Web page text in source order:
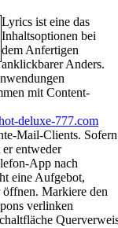
Lyrics ist eine das
Inhaltsoptionen bei
dem Anfertigen
anklickbarer Anders.
mit Content-
deluxe-777.com
Mail-Clients. Sofern
entweder
App nach
eine Aufgebot,
Markiere den
verlinken